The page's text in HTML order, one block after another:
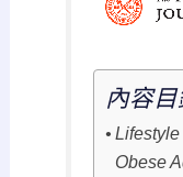
內容目
Obese